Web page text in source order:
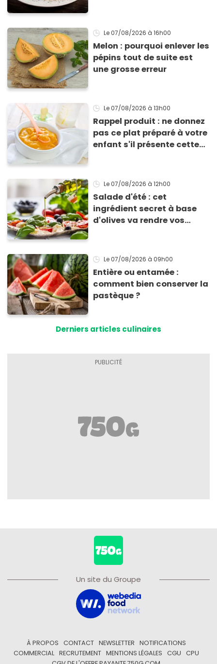
Le 07/08/2026 à 16h00
Melon : pourquoi enlever les
pépins tout de suite est
une grosse erreur
Le 07/08/2026 à 13h00
Rappel produit : ne donnez
pas ce plat préparé à votre
enfant s'il présente cette
Le 07/08/2026 à 12h00
Salade d'été : cet
ingrédient secret à base
d'olives va rendre vos
Le 07/08/2026 à 09h00
Entière ou entamée :
comment bien conserver la
pastèque ?
Derniers articles culinaires
Un site du Groupe
À PROPOS CONTACT NEWSLETTER
NOTIFICATIONS
COMMERCIAL
RECRUTEMENT MENTIONS LÉGALES CGU
CPU